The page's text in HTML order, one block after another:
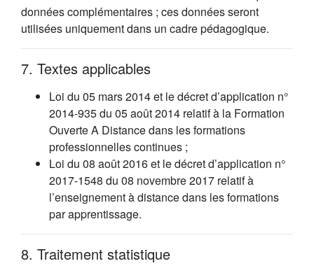
données complémentaires ; ces données seront
utilisées uniquement dans un cadre pédagogique.
7. Textes applicables
Loi du 05 mars 2014 et le décret d’application n°
2014-935 du 05 août 2014 relatif à la Formation
Ouverte A Distance dans les formations
professionnelles continues ;
Loi du 08 août 2016 et le décret d’application n°
2017-1548 du 08 novembre 2017 relatif à
l’enseignement à distance dans les formations
par apprentissage.
8. Traitement statistique